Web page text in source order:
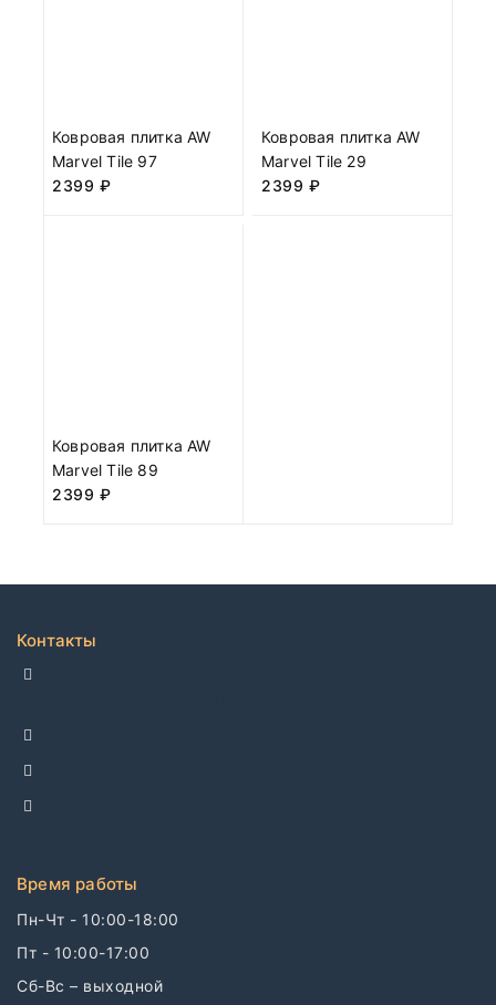
Ковровая плитка AW
Marvel Tile 97
2399 ₽
Ковровая плитка AW
Marvel Tile 29
2399 ₽
Ковровая плитка AW
Marvel Tile 89
2399 ₽
Контакты
Время работы
Пн-Чт - 10:00-18:00
Пт - 10:00-17:00
Сб-Вс – выходной